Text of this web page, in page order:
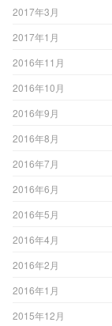
2017年3月
2017年1月
2016年11月
2016年10月
2016年9月
2016年8月
2016年7月
2016年6月
2016年5月
2016年4月
2016年2月
2016年1月
2015年12月